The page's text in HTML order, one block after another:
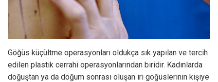
Göğüs küçültme operasyonları oldukça sık yapılan ve tercih
edilen plastik cerrahi operasyonlarından biridir. Kadınlarda
doğuştan ya da doğum sonrası oluşan iri göğüslerinin kişiye